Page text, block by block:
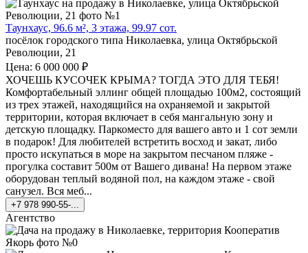
Таунхаус, 96.6 м², 3 этажа, 99.97 сот.
посёлок городского типа Николаевка, улица Октябрьской
Революции, 21
Цена: 6 000 000 ₽
ХОЧЕШЬ КУСОЧЕК КРЫМА? ТОГДА ЭТО ДЛЯ ТЕБЯ!
Комфортабельный эллинг общей площадью 100м2, состоящий
из трех этажей, находящийся на охраняемой и закрытой
территории, которая включает в себя мангальную зону и
детскую площадку. Паркоместо для вашего авто и 1 сот земли
в подарок! Для любителей встретить восход и закат, либо
просто искупаться в море на закрытом песчаном пляже -
прогулка составит 500м от Вашего дивана! На первом этаже
оборудован теплый водяной пол, на каждом этаже - свой
санузел. Вся меб...
+7 978 990-55-...
Агентство